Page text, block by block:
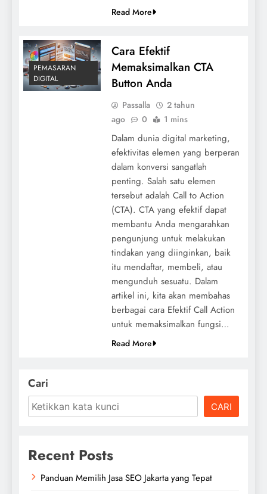
Read More
PEMASARAN
DIGITAL
Cara Efektif
Memaksimalkan CTA
Button Anda
Passalla
2 tahun
ago
0 1 mins
Dalam dunia digital marketing,
efektivitas elemen yang berperan
dalam konversi sangatlah
penting. Salah satu elemen
tersebut adalah Call to Action
(CTA). CTA yang efektif dapat
membantu Anda mengarahkan
pengunjung untuk melakukan
tindakan yang diinginkan, baik
itu mendaftar, membeli, atau
mengunduh sesuatu. Dalam
artikel ini, kita akan membahas
berbagai cara Efektif Call Action
untuk memaksimalkan fungsi…
Read More
Cari
CARI
Recent Posts
Panduan Memilih Jasa SEO Jakarta yang Tepat